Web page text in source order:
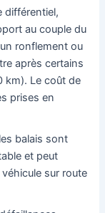
différentiel,
au couple du
ronflement ou
après certains
km). Le coût de
prises en
balais sont
et peut
sur route